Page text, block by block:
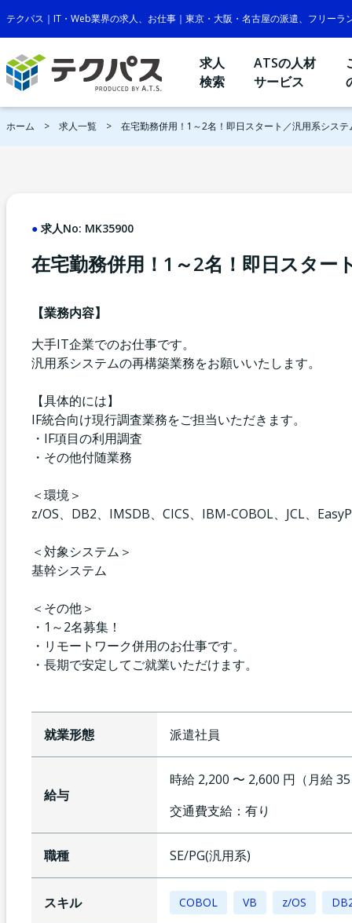
テクパス｜IT・Web業界の求人、お仕事｜東京・大阪・名古屋の派遣、フリーラ
求人
検索
ATSの人材
サービス
ホーム 求人一覧 在宅勤務併用！1～2名！即日スタート／汎用系システ
求人No: MK35900
在宅勤務併用！1～2名！即日スター
【業務内容】
大手IT企業でのお仕事です。
汎用系システムの再構築業務をお願いいたします。
【具体的には】
IF統合向け現行調査業務をご担当いただきます。
・IF項目の利用調査
・その他付随業務
＜環境＞
z/OS、DB2、IMSDB、CICS、IBM-COBOL、JCL、
＜対象システム＞
基幹システム
＜その他＞
・1～2名募集！
・リモートワーク併用のお仕事です。
・長期で安定してご就業いただけます。
就業形態 派遣社員
給与
時給 2,200 〜 2,600 円（月給
交通費支給： 有り
職種 SE/PG(汎用系)
スキル COBOL VB z/OS